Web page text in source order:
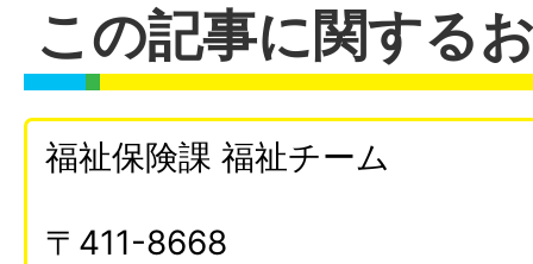
この記事に関する
福祉保険課 福祉チーム
〒411-8668